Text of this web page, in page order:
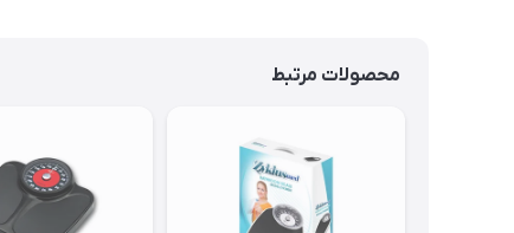
محصولات مرتبط